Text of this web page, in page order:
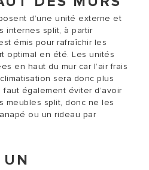
d’une unité externe et
internes split, à partir
émis pour rafraîchir les
optimal en été. Les unités
en haut du mur car l’air frais
sera donc plus
également éviter d’avoir
meubles split, donc ne les
ou un rideau par